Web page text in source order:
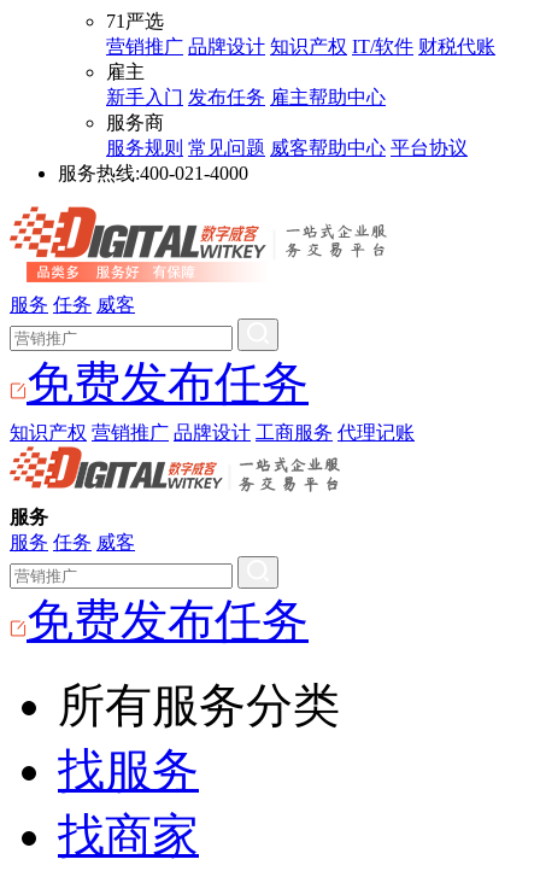
71严选
营销推广 品牌设计 知识产权 IT/软件 财税代账
雇主
新手入门 发布任务 雇主帮助中心
服务商
服务规则 常见问题 威客帮助中心 平台协议
服务热线:400-021-4000
服务 任务 威客
免费发布任务
知识产权 营销推广 品牌设计 工商服务 代理记账
服务
服务 任务 威客
免费发布任务
所有服务分类
找服务
找商家